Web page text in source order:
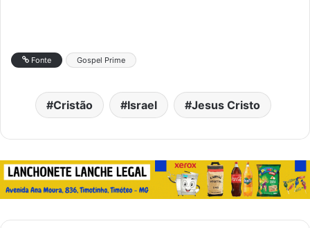
Fonte Gospel Prime
Cristão Israel Jesus Cristo